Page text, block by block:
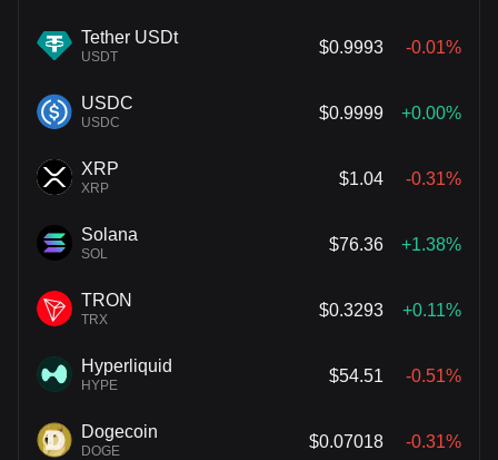
Tether USDt
USDT
$0.9993 -0.01%
USDC
USDC
$0.9999 +0.00%
XRP
XRP
$1.04 -0.31%
Solana
SOL
$76.36 +1.38%
TRON
TRX
$0.3293 +0.11%
Hyperliquid
HYPE
$54.51 -0.51%
Dogecoin
DOGE
$0.07018 -0.31%